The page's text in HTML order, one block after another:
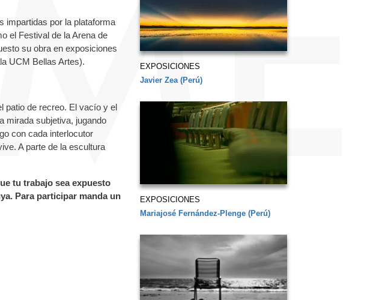
impartidas por la plataforma
el Festival de la Arena de
su obra en exposiciones
UCM Bellas Artes).
patio de recreo. El vacío y el
mirada subjetiva, jugando
con cada interlocutor
A parte de la escultura
tu trabajo sea expuesto
Para participar manda un
EXPOSICIONES
Javier Zea (Perú)
EXPOSICIONES
Mariajosé Fernández-Plenge (Perú)